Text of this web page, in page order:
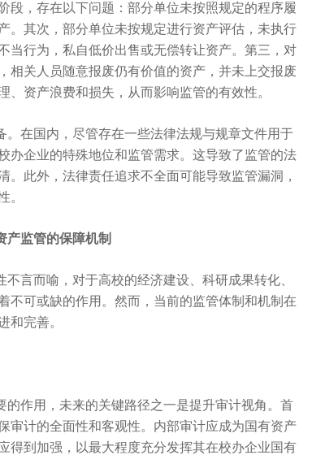
段，存在以下问题：部分单位未按照规定的程序履
。其次，部分单位未按规定进行资产评估，未执行
当行为，私自低价出售或无偿转让资产。第三，对
相关人员随意报废仍有价值的资产，并未上交报废
、资产浪费和损失，从而影响监管的有效性。
。在国内，尽管存在一些法律法规与规章文件用于
办企业的特殊地位和监管需求。这导致了监管的法
。此外， 法律责任追求不全面可能导致监管漏洞，
。
产监管的保障机制
不言而喻，对于高校的经济建设、科研成果转化、
不可或缺的作用。然而，当前的监管体制和机制在
和完善。
的作用，未来的关键路径之一是提升审计视角。首
审计的全面性和客观性。内部审计应成为国有资产
得到加强，以最大程度充分发挥其在校办企业国有